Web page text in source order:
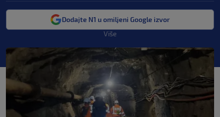
Dodajte N1 u omiljeni Google izvor
Više